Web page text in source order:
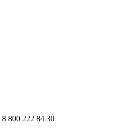
8 800 222 84 30